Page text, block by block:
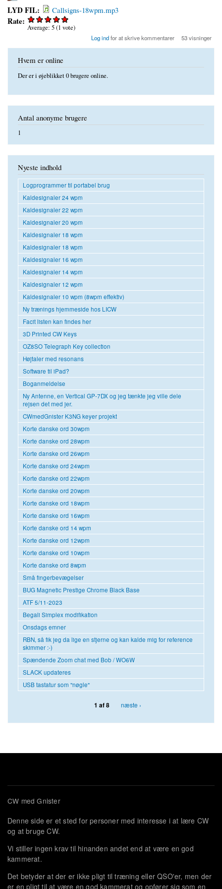
LYD FIL: Callsigns-18wpm.mp3
Rate:
Average: 5(1 vote)
Log indfor at skrive kommentarer 53 visninger
Hvem er online
Der er i øjeblikket 0 brugere online.
Antal anonyme brugere
1
Nyeste indhold
Logprogrammer til portabel brug
Kaldesignaler 24 wpm
Kaldesignaler 22 wpm
Kaldesignaler 20 wpm
Kaldesignaler 18 wpm
Kaldesignaler 18 wpm
Kaldesignaler 16 wpm
Kaldesignaler 14 wpm
Kaldesignaler 12 wpm
Kaldesignaler 10 wpm (8wpm effektiv)
Ny trænings hjemmeside hos LICW
Facit listen kan findes her
3D Printed CW Keys
OZ8SO Telegraph Key collection
Højtaler med resonans
Software til iPad?
Boganmeldelse
Ny Antenne, en Vertical GP-7DX og jeg tænkte jeg ville dele
rejsen det med jer.
CWmedGnister K3NG keyer projekt
Korte danske ord 30wpm
Korte danske ord 28wpm
Korte danske ord 26wpm
Korte danske ord 24wpm
Korte danske ord 22wpm
Korte danske ord 20wpm
Korte danske ord 18wpm
Korte danske ord 16wpm
Korte danske ord 14 wpm
Korte danske ord 12wpm
Korte danske ord 10wpm
Korte danske ord 8wpm
Små fingerbevægelser
BUG Magnetic Prestige Chrome Black Base
ATF 5/11-2023
Begali Simplex modifikation
Onsdags emner
RBN, så fik jeg da lige en stjerne og kan kalde mig for reference
skimmer :-)
Spændende Zoom chat med Bob / WO6W
SLACK updateres
USB tastatur som "nøgle"
1 af 8 næste ›
CW med Gnister
Denne side er et sted for personer med interesse i at lære CW
og at bruge CW.
Vi stiller ingen krav til hinanden andet end at være en god
kammerat.
Det betyder at der er ikke pligt til træning eller QSO'er, men der
er en pligt til at være en god kammerat og opfører sig som en